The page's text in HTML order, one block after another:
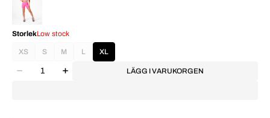
StorlekLow stock
XS S M L XL
LÄGG I VARUKORGEN